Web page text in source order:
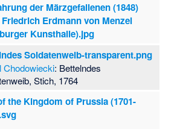
der Märzgefallenen (1848)
Erdmann von Menzel
Kunsthalle).jpg
Soldatenweib-transparent.png
Chodowiecki: Bettelndes
Stich, 1764
the Kingdom of Prussia (1701-